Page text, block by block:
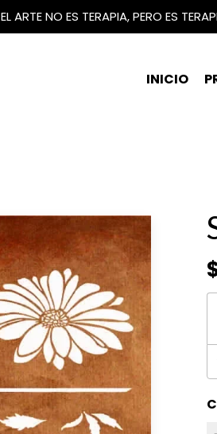
EL ARTE NO ES TERAPIA, PERO ES
INICIO